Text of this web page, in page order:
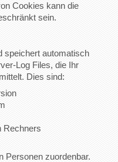
Cookies kann die
sein.
speichert automatisch
Log Files, die Ihr
Dies sind:
Rechners
Personen zuordenbar.